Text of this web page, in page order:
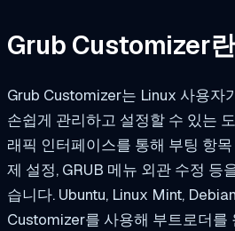
Grub Customizer
Grub Customizer는 Linux 사용자
손쉽게 관리하고 설정할 수 있는
래픽 인터페이스를 통해 부팅 항
제 설정, GRUB 메뉴 외관 수정 등
습니다. Ubuntu, Linux Mint,
Customizer를 사용해 부트로더를